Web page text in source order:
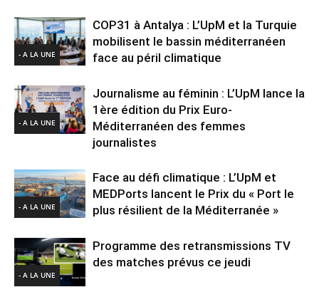
- A LA UNE
COP31 à Antalya : L’UpM et la Turquie
mobilisent le bassin méditerranéen
face au péril climatique
- A LA UNE
Journalisme au féminin : L’UpM lance la
1ère édition du Prix Euro-
Méditerranéen des femmes
journalistes
- A LA UNE
Face au défi climatique : L’UpM et
MEDPorts lancent le Prix du « Port le
plus résilient de la Méditerranée »
- A LA UNE
Programme des retransmissions TV
des matches prévus ce jeudi